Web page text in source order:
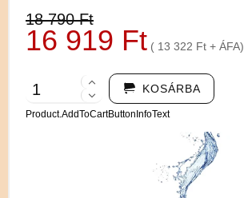
18 790 Ft
16 919 Ft ( 13 322 Ft + ÁFA)
KOSÁRBA
Product.AddToCartButtonInfoText